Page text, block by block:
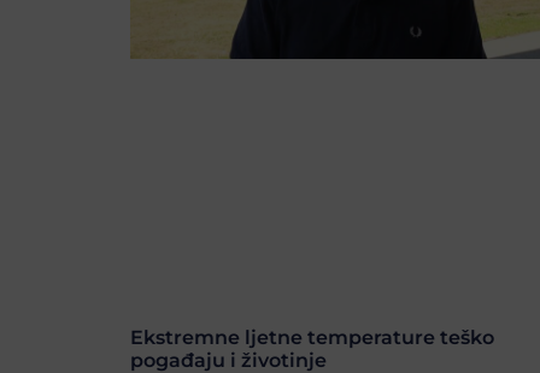
Ekstremne ljetne temperature teško
pogađaju i životinje